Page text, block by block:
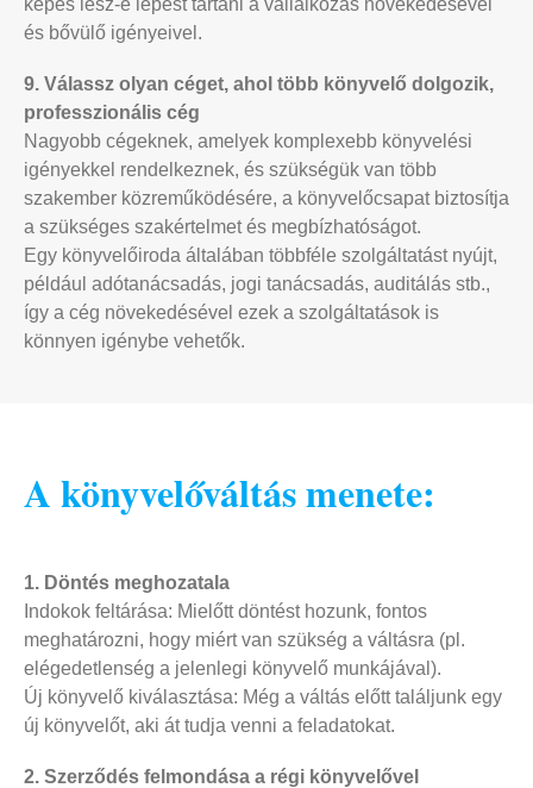
képes lesz-e lépést tartani a vállalkozás növekedésével
és bővülő igényeivel.
9. Válassz olyan céget, ahol több könyvelő dolgozik,
professzionális cég
Nagyobb cégeknek, amelyek komplexebb könyvelési
igényekkel rendelkeznek, és szükségük van több
szakember közreműködésére, a könyvelőcsapat biztosítja
a szükséges szakértelmet és megbízhatóságot.
Egy könyvelőiroda általában többféle szolgáltatást nyújt,
például adótanácsadás, jogi tanácsadás, auditálás stb.,
így a cég növekedésével ezek a szolgáltatások is
könnyen igénybe vehetők.
A könyvelőváltás menete:
1. Döntés meghozatala
Indokok feltárása: Mielőtt döntést hozunk, fontos
meghatározni, hogy miért van szükség a váltásra (pl.
elégedetlenség a jelenlegi könyvelő munkájával).
Új könyvelő kiválasztása: Még a váltás előtt találjunk egy
új könyvelőt, aki át tudja venni a feladatokat.
2. Szerződés felmondása a régi könyvelővel